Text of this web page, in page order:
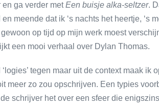
ga verder metEen buisje alka-seltzer.
meende dat ik ‘s nachts het heertje, ‘s
op tijd op mijn werk moest
een mooi verhaal over Dylan Thomas.
tegen maar uit de context maak ik
meer zo zou opschrijven. Een typies
schrijver het over een sfeer die